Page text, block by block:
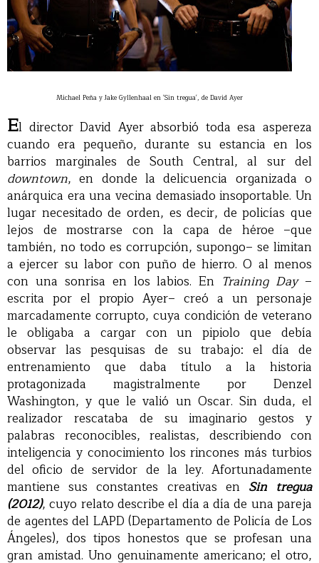
Michael Peña y Jake Gyllenhaal en 'Sin tregua', de David Ayer
El director David Ayer absorbió toda esa aspereza
cuando era pequeño, durante su estancia en los
barrios marginales de South Central, al sur del
downtown, en donde la delicuencia organizada o
anárquica era una vecina demasiado insoportable. Un
lugar necesitado de orden, es decir, de policías que
lejos de mostrarse con la capa de héroe –que
también, no todo es corrupción, supongo– se limitan
a ejercer su labor con puño de hierro. O al menos
con una sonrisa en los labios. En Training Day–
escrita por el propio Ayer– creó a un personaje
marcadamente corrupto, cuya condición de veterano
le obligaba a cargar con un pipiolo que debía
observar las pesquisas de su trabajo: el día de
entrenamiento que daba título a la historia
protagonizada magistralmente por Denzel
Washington, y que le valió un Oscar. Sin duda, el
realizador rescataba de su imaginario gestos y
palabras reconocibles, realistas, describiendo con
inteligencia y conocimiento los rincones más turbios
del oficio de servidor de la ley. Afortunadamente
mantiene sus constantes creativas en Sin tregua
(2012), cuyo relato describe el día a día de una pareja
de agentes del LAPD (Departamento de Policía de Los
Ángeles), dos tipos honestos que se profesan una
gran amistad. Uno genuinamente americano; el otro,